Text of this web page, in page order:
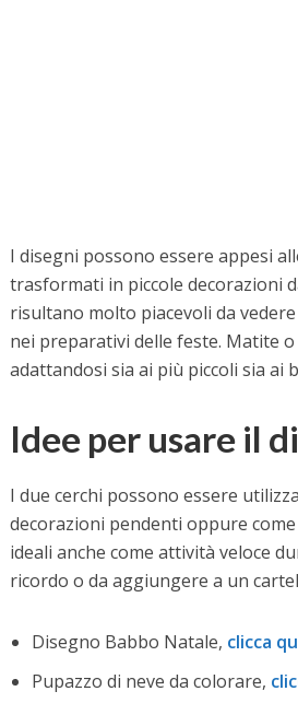
I disegni possono essere appesi
trasformati in piccole decorazioni
risultano molto piacevoli da
nei preparativi delle feste. Matite
adattandosi sia ai più piccoli sia ai
Idee per usare il
I due cerchi possono essere
decorazioni pendenti oppure
ideali anche come attività veloce
ricordo o da aggiungere a un
Disegno Babbo Natale, clicca
Pupazzo di neve da colorare,